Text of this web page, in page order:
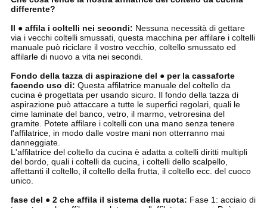
differente?
Il ● affila i coltelli nei secondi: Nessuna necessità di gettare
via i vecchi coltelli smussati, questa macchina per affilare i coltelli
manuale può riciclare il vostro vecchio, coltello smussato ed
affilarle di nuovo a vita nei secondi.
Fondo della tazza di aspirazione del ● per la cassaforte
facendo uso di: Questa affilatrice manuale del coltello da
cucina è progettata per usando sicuro. Il fondo della tazza di
aspirazione può attaccare a tutte le superfici regolari, quali le
cime laminate del banco, vetro, il marmo, vetroresina del
gramite. Potete affilare i coltelli con una mano senza tenere
l'affilatrice, in modo dalle vostre mani non otterranno mai
danneggiate.
L'affilatrice del coltello da cucina è adatta a coltelli diritti multipli
del bordo, quali i coltelli da cucina, i coltelli dello scalpello,
affettanti il coltello, il coltello della frutta, il coltello ecc. del cuoco
unico.
fase del ● 2 che affila il sistema della ruota: Fase 1: acciaio di